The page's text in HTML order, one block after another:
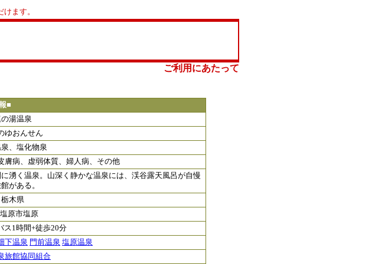
ます。
ご利用にあたって
■
湯温泉
ゆおんせん
、塩化物泉
膚病、虚弱体質、婦人病、その他
湧く温泉。山深く静かな温泉には、渓谷露天風呂が自慢
がある。
栃木県
原市塩原
ス1時間+徒歩20分
下温泉 門前温泉 塩原温泉
旅館協同組合